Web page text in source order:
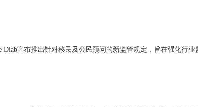
Diab宣布推出针对移民及公民顾问的新监管规定，旨在强化行业